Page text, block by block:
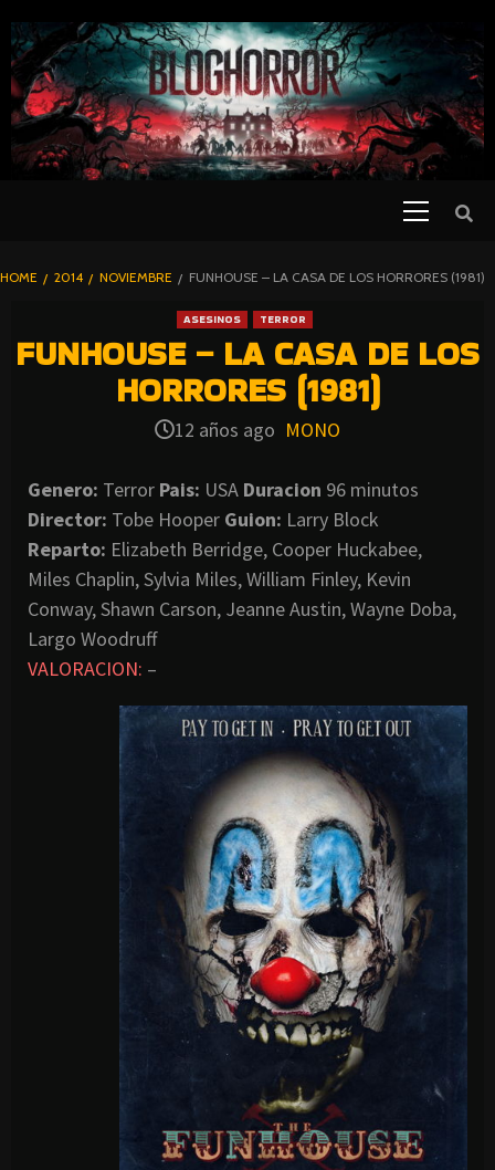
TO
CONTENT
BLOGHORROR
HOME 2014 NOVIEMBRE FUNHOUSE – LA CASA DE LOS HORRORES (1981)
ASESINOS TERROR
FUNHOUSE – LA CASA DE LOS
HORRORES (1981)
12 años ago MONO
Genero: Terror Pais: USA Duracion 96 minutos
Director: Tobe Hooper Guion: Larry Block
Reparto: Elizabeth Berridge, Cooper Huckabee,
Miles Chaplin, Sylvia Miles, William Finley, Kevin
Conway, Shawn Carson, Jeanne Austin, Wayne Doba,
Largo Woodruff
VALORACION: –